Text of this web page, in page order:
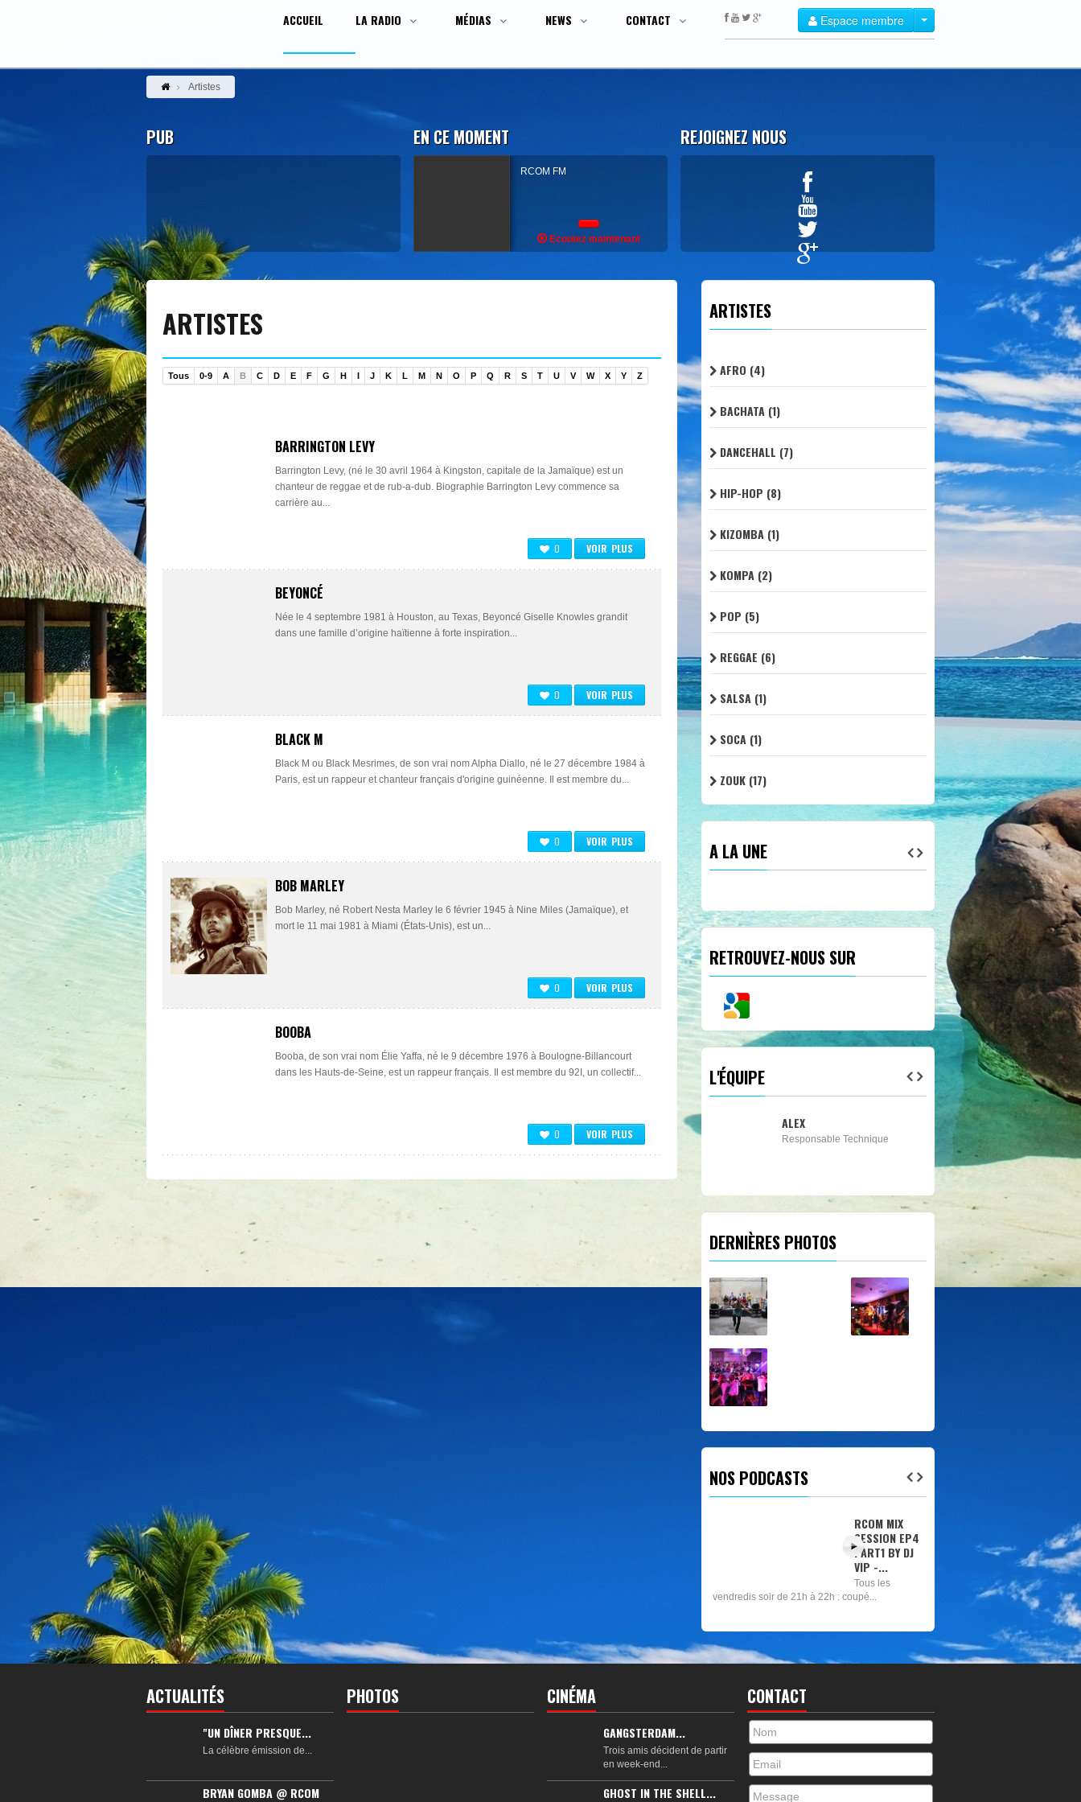
Espace membre
ACCUEIL LA RADIO MÉDIAS NEWS CONTACT
Artistes
PUB EN CE MOMENT
RCOM FM
Ecoutez maintenant
REJOIGNEZ NOUS
ARTISTES
Tous 0-9 A B C D E F G H I J K L M N O P Q R S T U V W X Y Z
BARRINGTON LEVY
Barrington Levy, (né le 30 avril 1964 à Kingston, capitale de la Jamaïque) est un
chanteur de reggae et de rub-a-dub. Biographie Barrington Levy commence sa
carrière au...
VOIR PLUS
0
BEYONCÉ
Née le 4 septembre 1981 à Hous­ton, au Texas, Beyoncé Giselle Knowles gran­dit
dans une famille d’ori­gine haïtienne à forte inspi­ra­tion...
VOIR PLUS
0
BLACK M
Black M ou Black Mesrimes, de son vrai nom Alpha Diallo, né le 27 décembre 1984 à
Paris, est un rappeur et chanteur français d'origine guinéenne. Il est membre du...
VOIR PLUS
0
BOB MARLEY
Bob Marley, né Robert Nesta Marley le 6 février 1945 à Nine Miles (Jamaïque), et
mort le 11 mai 1981 à Miami (États-Unis), est un...
VOIR PLUS
0
BOOBA
Booba, de son vrai nom Élie Yaffa, né le 9 décembre 1976 à Boulogne-Billancourt
dans les Hauts-de-Seine, est un rappeur français. Il est membre du 92I, un collectif...
VOIR PLUS
0
ARTISTES
AFRO (4)
BACHATA (1)
DANCEHALL (7)
HIP-HOP (8)
KIZOMBA (1)
KOMPA (2)
POP (5)
REGGAE (6)
SALSA (1)
SOCA (1)
ZOUK (17)
A LA UNE
RETROUVEZ-NOUS SUR
L'ÉQUIPE
ALEX
Responsable Technique
DJ PRINCE
DJ
DERNIÈRES PHOTOS
NOS PODCASTS
RCOM MIX
SESSION EP6
- DANCEHALL
Tous les
vendredis soir
de 21h à 22h : coupé...
ACTUALITÉS
"UN DÎNER PRESQUE...
La célèbre émission de...
BRYAN GOMBA @ RCOM
PHOTOS CINÉMA
GANGSTERDAM...
Trois amis décident de partir
en week-end...
GHOST IN THE SHELL...
CONTACT